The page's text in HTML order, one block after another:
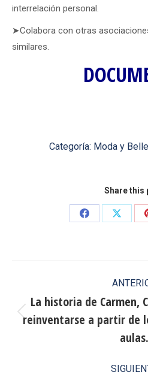
interrelación personal.
➤Colabora con otras
similares.
Categoría: Moda y
Share this
Share
Share
entre
publicaciones
La historia de Carmen,
reinventarse a partir de
aulas.